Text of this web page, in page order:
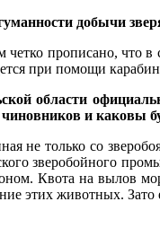
добычи
прописано, что
при помощи
области
и каковы
не только со
зверобойного
Квота на вылов
этих животных.